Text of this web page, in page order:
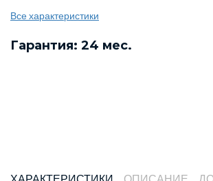
Все характеристики
Гарантия: 24 мес.